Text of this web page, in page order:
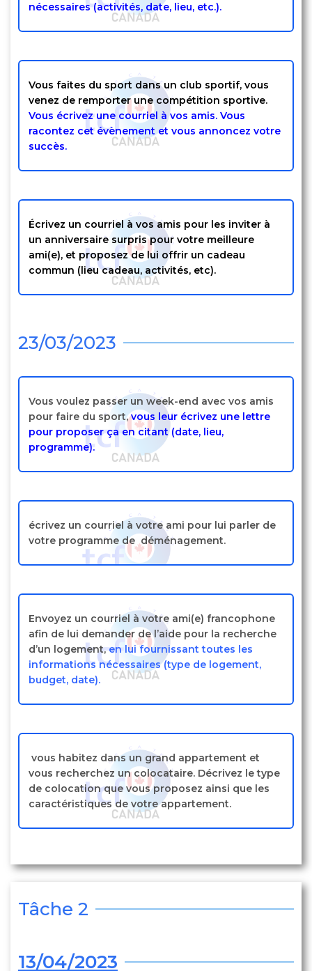
nécessaires (activités, date, lieu, etc.).
Vous faites du sport dans un club sportif, vous
venez de remporter une compétition sportive.
Vous écrivez une courriel à vos amis. Vous
racontez cet évènement et vous annoncez votre
succès.
Écrivez un courriel à vos amis pour les inviter à
un anniversaire surpris pour votre meilleure
ami(e), et proposez de lui offrir un cadeau
commun (lieu cadeau, activités, etc).
23/03/2023
Vous voulez passer un week-end avec vos amis
pour faire du sport,vous leur écrivez une lettre
pour proposer ça en citant (date, lieu,
programme).
écrivez un courriel à votre ami pour lui parler de
votre programme de déménagement.
Envoyez un courriel à votre ami(e) francophone
afin de lui demander de l’aide pour la recherche
d’un logement,en lui fournissant toutes les
informations nécessaires (type de logement,
budget, date).
vous habitez dans un grand appartement et
vous recherchez un colocataire. Décrivez le type
de colocation que vous proposez ainsi que les
caractéristiques de votre appartement.
Tâche 2
13/04/2023